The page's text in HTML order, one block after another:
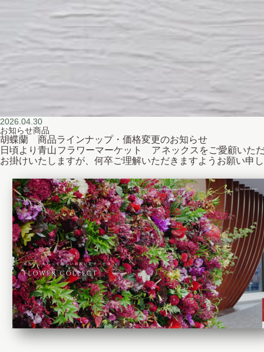
2026.04.30
お知らせ商品
胡蝶蘭 商品ラインナップ・価格変更のお知らせ
日頃より青山フラワーマーケット アネックスをご愛顧いた
お掛けいたしますが、何卒ご理解いただきますようお願い申